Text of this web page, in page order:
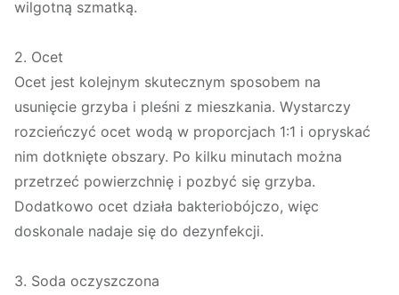
wilgotną szmatką.
2. Ocet
Ocet jest kolejnym skutecznym sposobem na
usunięcie grzyba i pleśni z mieszkania. Wystarczy
rozcieńczyć ocet wodą w proporcjach 1:1 i opryskać
nim dotknięte obszary. Po kilku minutach można
przetrzeć powierzchnię i pozbyć się grzyba.
Dodatkowo ocet działa bakteriobójczo, więc
doskonale nadaje się do dezynfekcji.
3. Soda oczyszczona